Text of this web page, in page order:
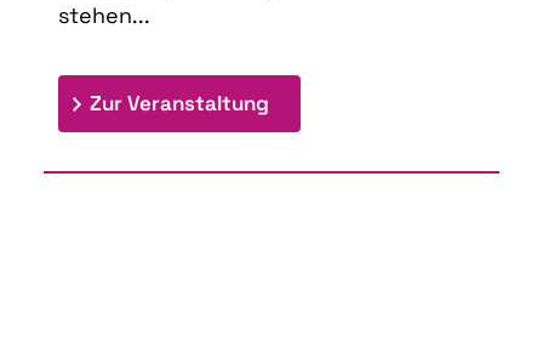
stehen...
Zur Veranstaltung